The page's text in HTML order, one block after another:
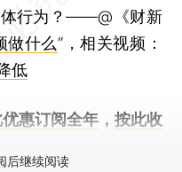
体行为？——@《财新
做什么”，相关视频：
低
惠订阅全年， 按此收
后继续阅读